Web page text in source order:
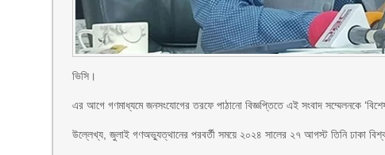
ভিসি।
এর আগে গণমাধ্যমে জনসংযোগের তরফে পাঠানো বিজ্ঞপ্তিতে এই সংবাদ সম্মেলনকে
উল্লেখ্য, জুলাই গণঅভ্যুত্থানের পরবর্তী সময়ে ২০২৪ সালের ২৭ আগস্ট তিনি ঢাকা